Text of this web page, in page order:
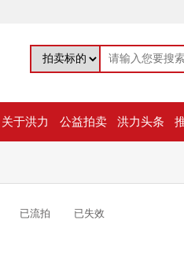
关于洪力 公益拍卖 洪力头条
已流拍 已失效